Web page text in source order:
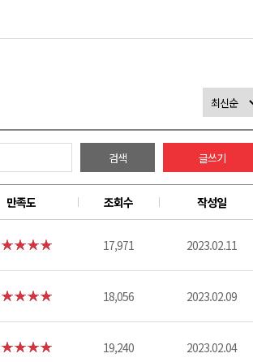
검색 글쓰기
만족도 조회수 작성일
17,971 2023.02.11
18,056 2023.02.09
19,240 2023.02.04